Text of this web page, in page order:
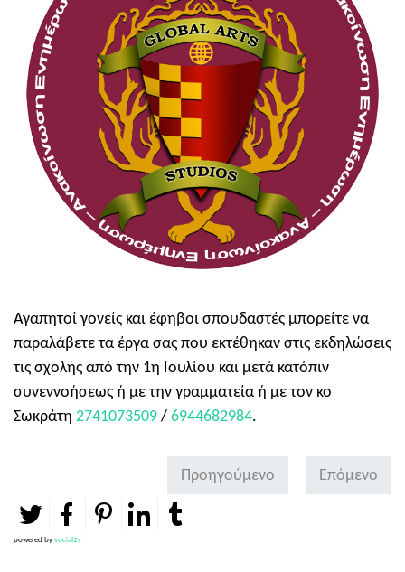
Αγαπητοί γονείς και έφηβοι σπουδαστές μπορείτε να
παραλάβετε τα έργα σας που εκτέθηκαν στις εκδηλώσεις
τις σχολής από την 1η Ιουλίου και μετά κατόπιν
συνεννοήσεως ή με την γραμματεία ή με τον κο
Σωκράτη 2741073509 / 6944682984.
Προηγούμενο Επόμενο
powered by social2s